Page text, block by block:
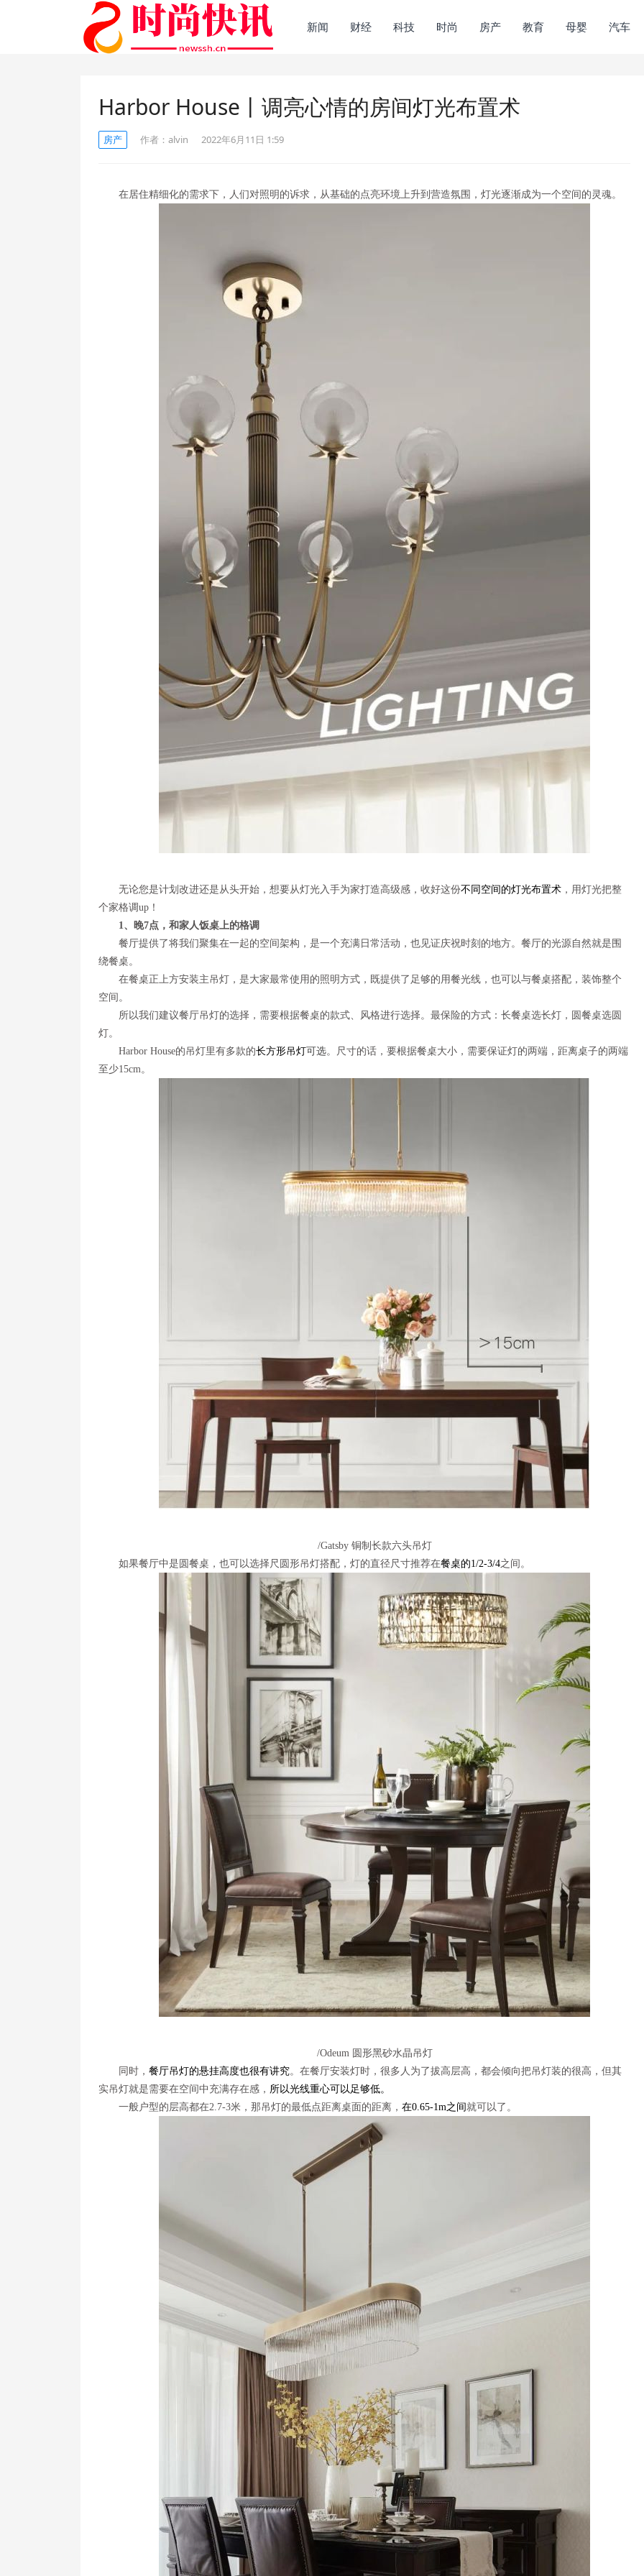
新闻 财经 科技 时尚 房产 教育 母婴 汽车
Harbor House丨调亮心情的房间灯光布置术
房产 作者： alvin 2022年6月11日 1:59
在居住精细化的需求下，人们对照明的诉求，从基础的点亮环境上升到营造氛围，灯光逐渐成为一个空间的灵魂。
无论您是计划改进还是从头开始，想要从灯光入手为家打造高级感，收好这份不同空间的灯光布置术 ，用灯光把整
个家格调up！
1、晚7点，和家人饭桌上的格调
餐厅提供了将我们聚集在一起的空间架构，是一个充满日常活动，也见证庆祝时刻的地方。餐厅的光源自然就是围
绕餐桌。
在餐桌正上方安装主吊灯，是大家最常使用的照明方式，既提供了足够的用餐光线，也可以与餐桌搭配，装饰整个
空间。
所以我们建议餐厅吊灯的选择，需要根据餐桌的款式、风格进行选择。最保险的方式：长餐桌选长灯，圆餐桌选圆
灯。
Harbor House的吊灯里有多款的长方形吊灯可选。尺寸的话，要根据餐桌大小，需要保证灯的两端，距离桌子的两端
至少15cm。
/Gatsby 铜制长款六头吊灯
如果餐厅中是圆餐桌，也可以选择尺圆形吊灯搭配，灯的直径尺寸推荐在餐桌的1/2-3/4之间。
/Odeum 圆形黑砂水晶吊灯
同时， 餐厅吊灯的悬挂高度也很有讲究。在餐厅安装灯时，很多人为了拔高层高，都会倾向把吊灯装的很高，但其
实吊灯就是需要在空间中充满存在感， 所以光线重心可以足够低。
一般户型的层高都在2.7-3米，那吊灯的最低点距离桌面的距离， 在0.65-1m之间就可以了。